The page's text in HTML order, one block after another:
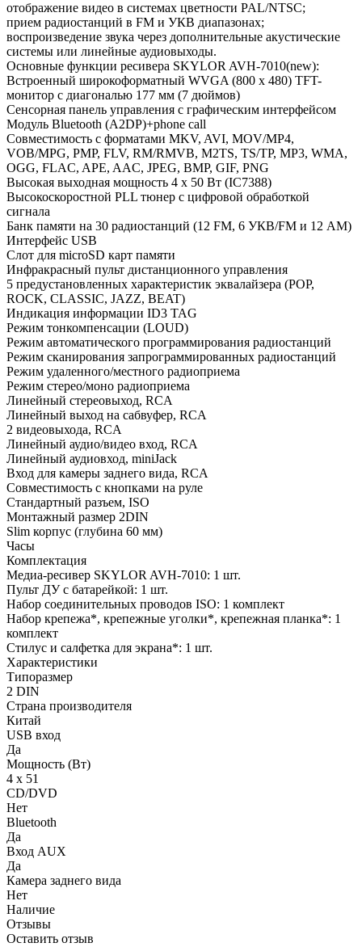
отображение видео в системах цветности PAL/NTSC;
прием радиостанций в FM и УКВ диапазонах;
воспроизведение звука через дополнительные акустические
системы или линейные аудиовыходы.
Основные функции ресивера SKYLOR AVH-7010(new):
Встроенный широкоформатный WVGA (800 х 480) TFT-
монитор с диагональю 177 мм (7 дюймов)
Сенсорная панель управления с графическим интерфейсом
Модуль Bluetooth (A2DP)+phone call
Совместимость с форматами MKV, AVI, MOV/MP4,
VOB/MPG, PMP, FLV, RM/RMVB, M2TS, TS/TP, MP3, WMA,
OGG, FLAC, APE, AAC, JPEG, BMP, GIF, PNG
Высокая выходная мощность 4 х 50 Вт (IC7388)
Высокоскоростной PLL тюнер с цифровой обработкой
сигнала
Банк памяти на 30 радиостанций (12 FM, 6 УКВ/FM и 12 АМ)
Интерфейс USB
Слот для microSD карт памяти
Инфракрасный пульт дистанционного управления
5 предустановленных характеристик эквалайзера (POP,
ROCK, CLASSIC, JAZZ, BEAT)
Индикация информации ID3 TAG
Режим тонкомпенсации (LOUD)
Режим автоматического программирования радиостанций
Режим сканирования запрограммированных радиостанций
Режим удаленного/местного радиоприема
Режим стерео/моно радиоприема
Линейный стереовыход, RCA
Линейный выход на сабвуфер, RCA
2 видеовыхода, RCA
Линейный аудио/видео вход, RCA
Линейный аудиовход, miniJack
Вход для камеры заднего вида, RCA
Совместимость с кнопками на руле
Стандартный разъем, ISO
Монтажный размер 2DIN
Slim корпус (глубина 60 мм)
Часы
Комплектация
Медиа-ресивер SKYLOR AVH-7010: 1 шт.
Пульт ДУ с батарейкой: 1 шт.
Набор соединительных проводов ISO: 1 комплект
Набор крепежа*, крепежные уголки*, крепежная планка*: 1
комплект
Стилус и салфетка для экрана*: 1 шт.
Характеристики
Типоразмер
2 DIN
Страна производителя
Китай
USB вход
Да
Мощность (Вт)
4 х 51
CD/DVD
Нет
Bluetooth
Да
Вход AUX
Да
Камера заднего вида
Нет
Наличие
Отзывы
Оставить отзыв